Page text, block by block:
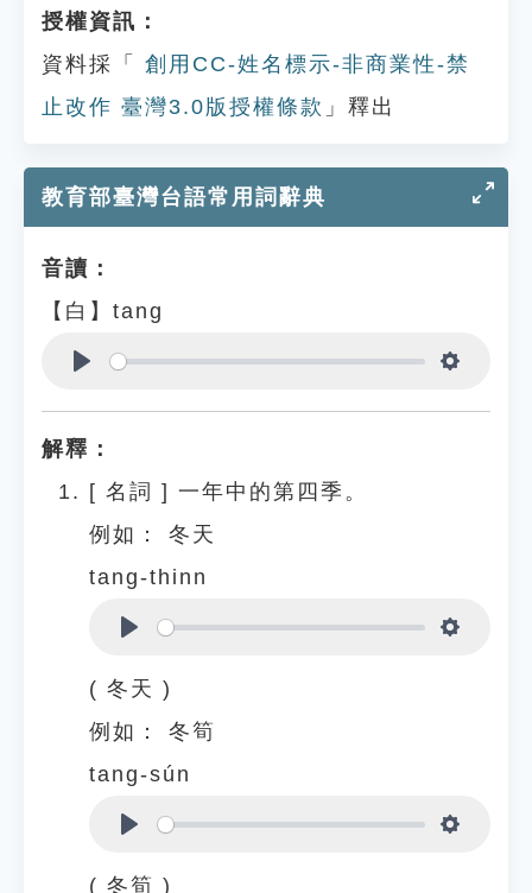
授權資訊：
資料採「
創用CC-姓名標示-非商業性-禁
止改作 臺灣3.0版授權條款 」釋出
教育部臺灣台語常用詞辭典
音讀：
【白】tang
解釋：
[ 名詞 ] 一年中的第四季。
例如：
冬天
tang-thinn
( 冬天 )
例如：
冬筍
tang-sún
( 冬筍 )